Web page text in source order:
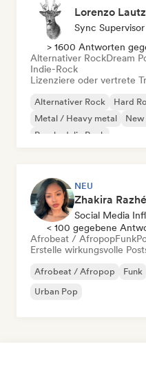
Lorenzo Lautz
Sync Supervisor
> 1600 Antworten
Alternativer RockDream
Indie-Rock
Lizenziere oder vertrete
Alternativer Rock Hard
Metal / Heavy metal
Psychedelic Rock
NEU
Zhakira Razhé
Social Media
< 100 gegebene
Afrobeat / AfropopFunk
Erstelle wirkungsvolle
Afrobeat / Afropop Funk
Urban Pop